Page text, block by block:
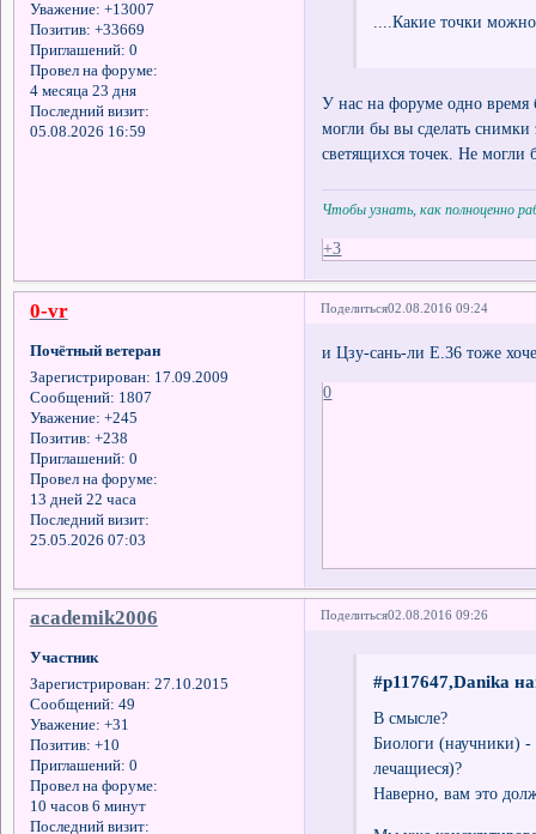
Уважение: +13007
Позитив: +33669
Приглашений: 0
Провел на форуме:
4 месяца 23 дня
Последний визит:
05.08.2026 16:59
....Какие точки
У нас на форуме одно время
могли бы вы сделать снимки
светящихся точек. Не
Чтобы узнать, как полноценно
+3
Поделиться02.08.2016 09:24
0-vr
Почётный ветеран
Зарегистрирован: 17.09.2009
Сообщений: 1807
Уважение: +245
Позитив: +238
Приглашений: 0
Провел на форуме:
13 дней 22 часа
Последний визит:
25.05.2026 07:03
и Цзу-сань-ли Е.36 тоже
0
Поделиться02.08.2016 09:26
academik2006
Участник
Зарегистрирован: 27.10.2015
Сообщений: 49
Уважение: +31
Позитив: +10
Приглашений: 0
Провел на форуме:
10 часов 6 минут
Последний визит:
#p117647,Danika
В смысле?
Биологи (научники) -
лечащиеся)?
Наверно, вам это